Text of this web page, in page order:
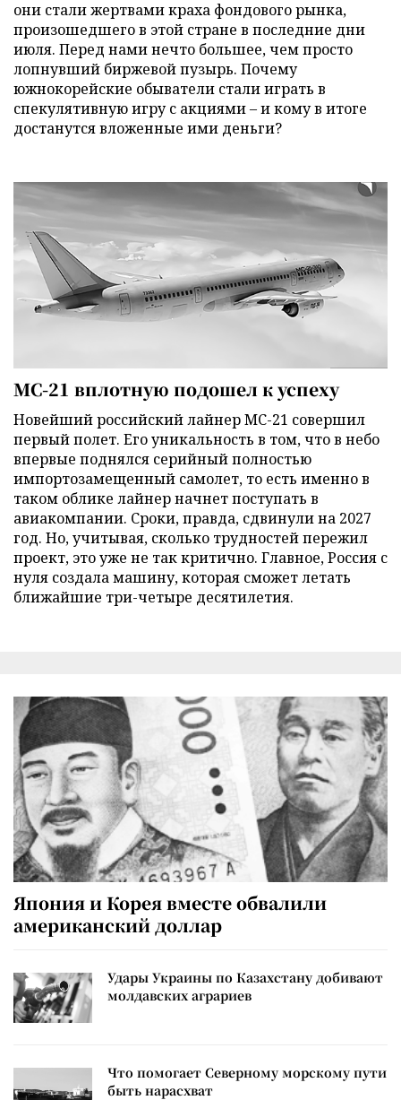
они стали жертвами краха фондового рынка,
произошедшего в этой стране в последние дни
июля. Перед нами нечто большее, чем просто
лопнувший биржевой пузырь. Почему
южнокорейские обыватели стали играть в
спекулятивную игру с акциями – и кому в итоге
достанутся вложенные ими деньги?
МС-21 вплотную подошел к успеху
Новейший российский лайнер МС-21 совершил
первый полет. Его уникальность в том, что в небо
впервые поднялся серийный полностью
импортозамещенный самолет, то есть именно в
таком облике лайнер начнет поступать в
авиакомпании. Сроки, правда, сдвинули на 2027
год. Но, учитывая, сколько трудностей пережил
проект, это уже не так критично. Главное, Россия с
нуля создала машину, которая сможет летать
ближайшие три-четыре десятилетия.
Япония и Корея вместе обвалили
американский доллар
Удары Украины по Казахстану добивают
молдавских аграриев
Что помогает Северному морскому пути
быть нарасхват